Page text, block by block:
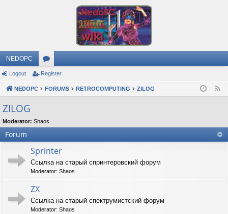
NEDOPC
or
u
s
Logout Register
NEDOPC FORUMS RETROCOMPUTING ZILOG
ZILOG
Moderator: Shaos
Forum
Sprinter
Ссылка на старый спринтеровский форум
Moderator: Shaos
ZX
Ссылка на старый спектрумистский форум
Moderator: Shaos